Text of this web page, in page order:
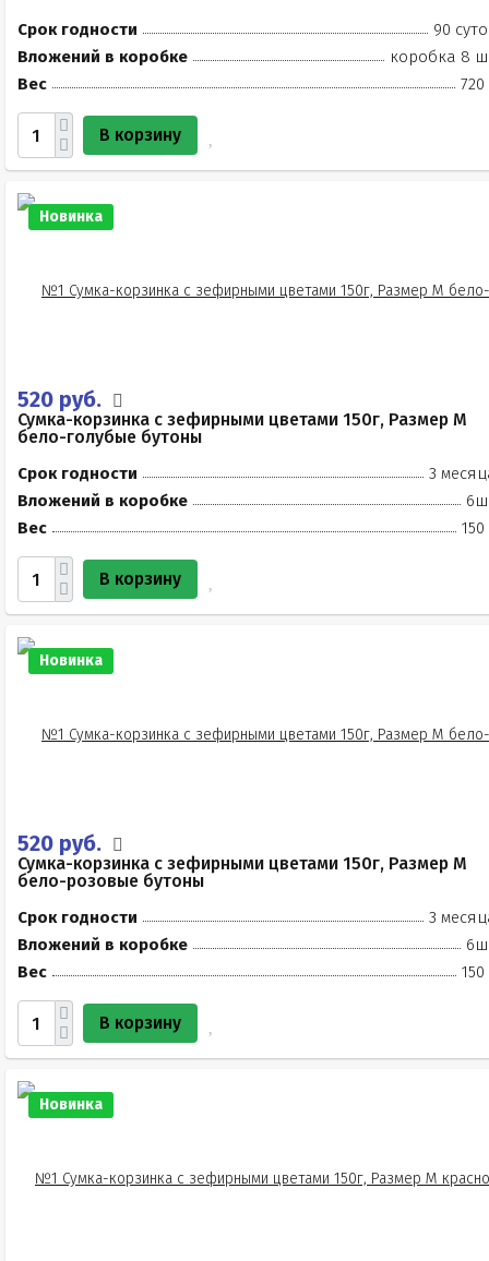
Срок годности
90
Вложений в коробке
коробка 8
Вес
720
В корзину
Новинка
520 руб.
Сумка-корзинка с зефирными цветами 150г, Размер М
бело-голубые бутоны
Срок годности
3
Вложений в коробке
Вес
150
В корзину
Новинка
520 руб.
Сумка-корзинка с зефирными цветами 150г, Размер М
бело-розовые бутоны
Срок годности
3
Вложений в коробке
Вес
150
В корзину
Новинка